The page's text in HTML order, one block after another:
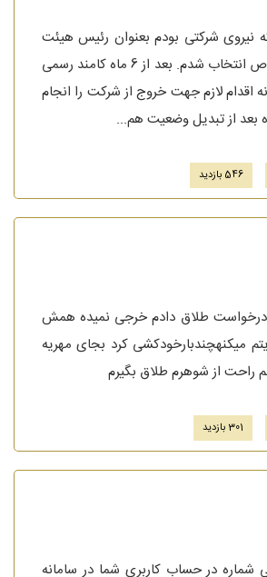
نیروی شرکتی بودم بعنوان رئیس هیئت
مدیره شرکت خصوص انتخاب شدم. بعد از 6 ماه کامند رسمی
اقدام لازم جهت خروج از شرکت را انجام
546 بازدید
طلاق دادم خرجی نمیده همش
میکنهچندبارخودکشی کرد بجای مهریه
راحت از شوهرم طلاق بگیرم
301 بازدید
شماره در حساب کاربری شما در سامانه